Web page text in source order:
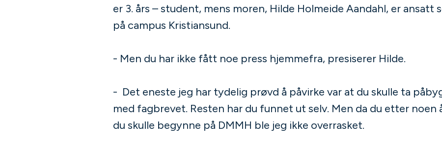
er 3. års – student, mens moren, Hilde Holmeide Aandahl, er ansatt
på campus Kristiansund.
- Men du har ikke fått noe press hjemmefra, presiserer Hilde.
- Det eneste jeg har tydelig prøvd å påvirke var at du skulle ta
med fagbrevet. Resten har du funnet ut selv. Men da du etter
du skulle begynne på DMMH ble jeg ikke overrasket.